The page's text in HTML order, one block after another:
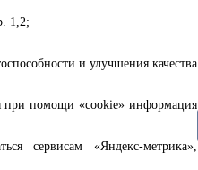
1,2;
и улучшения качества
при помощи «cookie» информация
сервисам «Яндекс-метрика»,